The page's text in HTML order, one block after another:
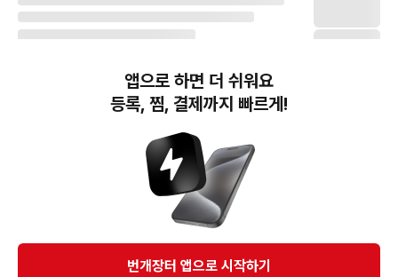
번개장터(주) 사업자정보, 이용약관 및 기타 법적고지
번개장터㈜는 통신판매중개자이며, 통신판매의 당사자가 아닙니다. 전자상거래 등에서의
소비자보호에 관한 법률 등 관련 법령 및 번개장터㈜의 약관에 따라 상품, 상품정보, 거래에 관한 책임은
개별 판매자에게 귀속하고, 번개장터㈜는 원칙적으로 회원간 거래에 대하여 책임을 지지 않습니다.
다만, 번개장터㈜가 직접 판매하는 상품에 대한 책임은 번개장터㈜에게 귀속합니다.
앱으로 하면 더 쉬워요
등록, 찜, 결제까지 빠르게!
번개장터 앱으로 시작하기